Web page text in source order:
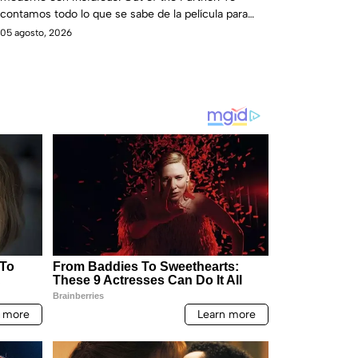
contamos todo lo que se sabe de la película para
que no te la pierdas.
05 agosto, 2026